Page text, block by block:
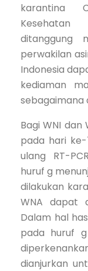
karantina
ditanggung
perwakilan
Indonesia
kediaman
sebagaimana
Bagi WNI dan
pada hari
ulang RT-
huruf g
dilakukan
WNA dapat
Dalam hal
pada huruf
dianjurkan